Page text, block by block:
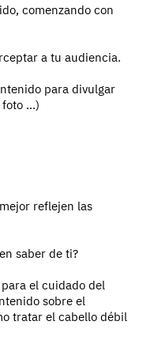
comenzando con
a tu audiencia.
para divulgar
...)
reflejen las
saber de ti?
el cuidado del
sobre el
tratar el cabello débil